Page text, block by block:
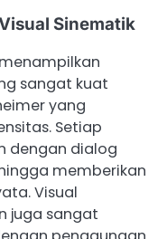
Sinematik
sangat kuat
yang
Setiap
dengan dialog
memberikan
Visual
juga sangat